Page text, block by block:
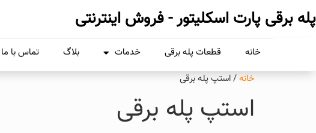
پله برقی پارت اسکلیتور - فروش اینترنتی
خانه قطعات پله برقی خدمات بلاگ
تماس با ما
خانه/ استپ پله برقی
استپ پله برقی